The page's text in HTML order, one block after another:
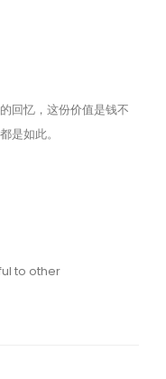
回忆，这份价值是钱不
是如此。
to other